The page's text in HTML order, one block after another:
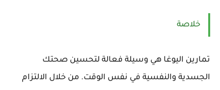
خلاصة
تمارين اليوغا هي وسيلة فعالة لتحسين صحتك
الجسدية والنفسية في نفس الوقت. من خلال الالتزام